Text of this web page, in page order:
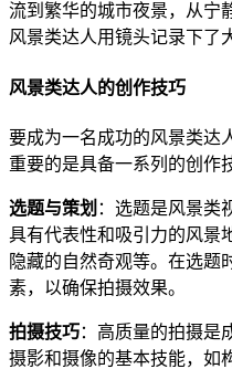
流到繁华的城市夜景，从宁
风景类达人用镜头记录下了
风景类达人的创作技巧
要成为一名成功的风景类达
重要的是具备一系列的创作
选题与策划 ：选题是风景类
具有代表性和吸引力的风景
隐藏的自然奇观等。在选题
素，以确保拍摄效果。
拍摄技巧：高质量的拍摄是
摄影和摄像的基本技能，如